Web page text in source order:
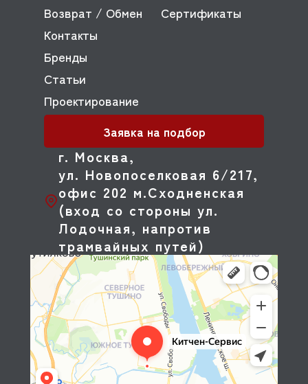
г. Москва,
ул. Новопоселковая 6/217,
офис 202 м.Сходненская
(вход со стороны ул.
Лодочная, напротив
трамвайных путей)
Возврат / Обмен
Сертификаты
Контакты
Бренды
Статьи
Проектирование
Заявка на подбор